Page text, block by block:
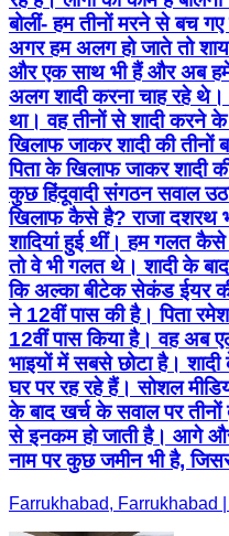
बोलीं- हम तीनों मरने से बच
अगर हम अलग हो जाते तो
और एक साथ भी हैं और अब
अलग शादी करना चाह रहे थे।
था। वह तीनों से शादी करने के
खिलाफ जाकर शादी की तीनों
पिता के खिलाफ जाकर शादी
कुछ हिंदूवादी संगठन सवाल
खिलाफ कैसे है? राजा दशरथ
शादियां हुई थीं। हम गलत
तो वे भी गलत थे। शादी के
कि अल्का बीटेक सेकंड ईयर
ने 12वीं पास की है। पिता
12वीं पास किया है। वह अब
भाइयों में सबसे छोटा है। शादी
घर पर रह रहे हैं। सोशल
के बाद खर्च के सवाल पर तीनों
से इनकम हो जाती है। आगे
नाम पर कुछ जमीन भी है,
Farrukhabad, Farrukhabad